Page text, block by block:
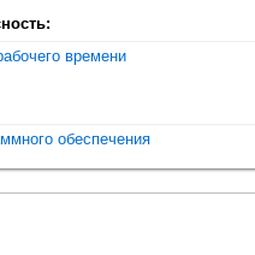
времени
обеспечения